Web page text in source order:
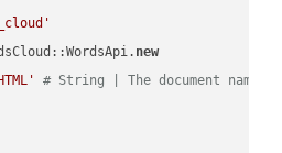
new
# String | The document name.